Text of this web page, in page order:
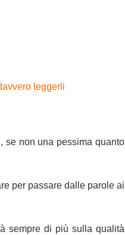
leggerli
se non una pessima quanto
per passare dalle parole ai
sempre di più sulla qualità